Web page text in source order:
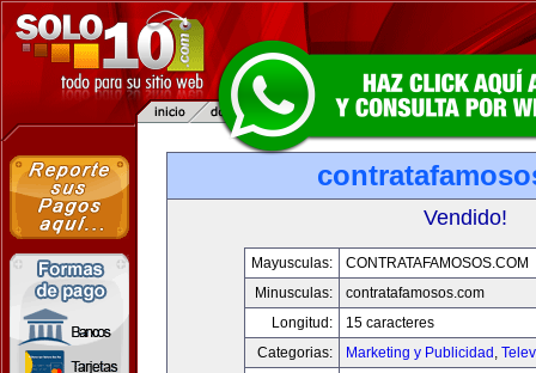
Vendido!
Mayusculas:
CONTRATAFAMOSOS.COM
Minusculas:
contratafamosos.com
Longitud:
15 caracteres
Categorias:
Marketing y Publicidad ,